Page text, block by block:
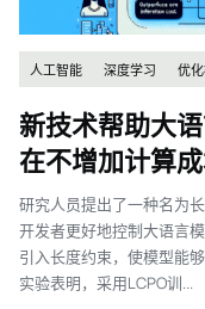
人工智能 深度学习 优
新技术帮助大
在不增加计算
研究人员提出了一种名为
开发者更好地控制大语言
引入长度约束，使模型能
实验表明，采用LCPO训...